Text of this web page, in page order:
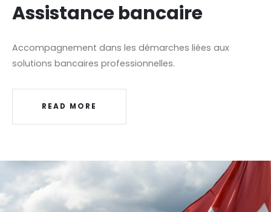
Assistance bancaire
Accompagnement dans les démarches liées aux
solutions bancaires professionnelles.
READ MORE